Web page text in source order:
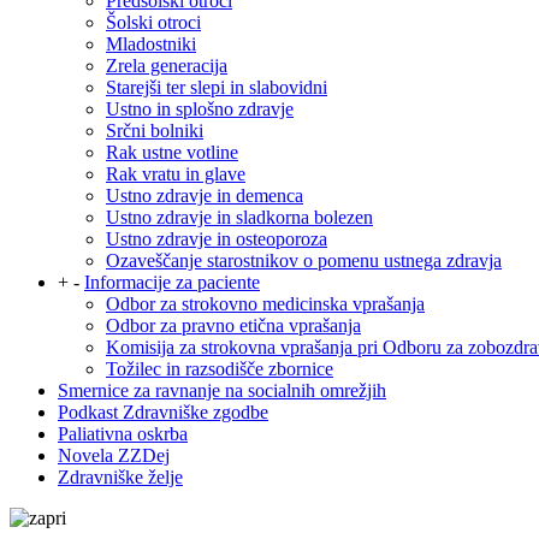
Šolski otroci
Mladostniki
Zrela generacija
Starejši ter slepi in slabovidni
Ustno in splošno zdravje
Srčni bolniki
Rak ustne votline
Rak vratu in glave
Ustno zdravje in demenca
Ustno zdravje in sladkorna bolezen
Ustno zdravje in osteoporoza
Ozaveščanje starostnikov o pomenu ustnega zdravja
+ - Informacije za paciente
Odbor za strokovno medicinska vprašanja
Odbor za pravno etična vprašanja
Komisija za strokovna vprašanja pri Odboru za
Tožilec in razsodišče zbornice
Smernice za ravnanje na socialnih omrežjih
Podkast Zdravniške zgodbe
Paliativna oskrba
Novela ZZDej
Zdravniške želje